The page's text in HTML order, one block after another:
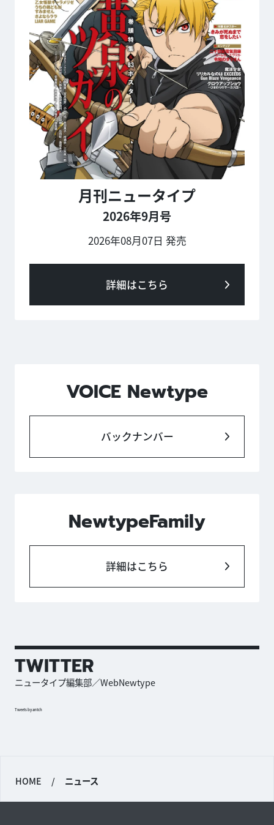
月刊ニュータイプ
2026年9月号
2026年08月07日 発売
詳細はこちら
VOICE Newtype
バックナンバー
NewtypeFamily
詳細はこちら
TWITTER
ニュータイプ編集部／WebNewtype
Tweets by antch
HOME / ニュース